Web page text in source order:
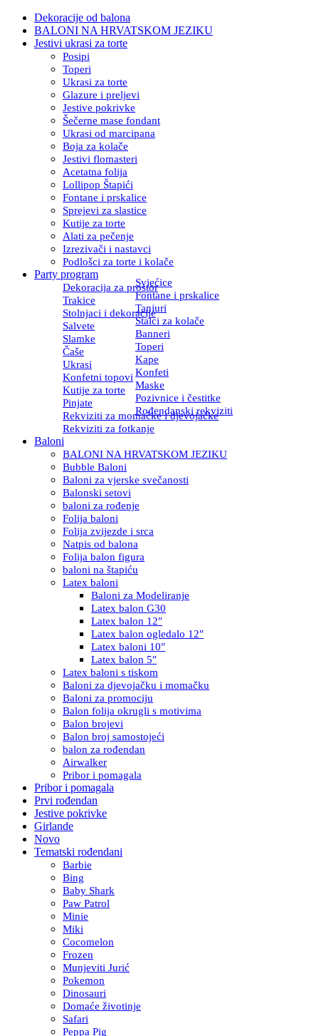
Dekoracije od balona
BALONI NA HRVATSKOM JEZIKU
Jestivi ukrasi za torte
Posipi
Toperi
Ukrasi za torte
Glazure i preljevi
Jestive pokrivke
Šečerne mase fondant
Ukrasi od marcipana
Boja za kolače
Jestivi flomasteri
Acetatna folija
Lollipop Štapići
Fontane i prskalice
Sprejevi za slastice
Kutije za torte
Alati za pečenje
Izrezivači i nastavci
Podlošci za torte i kolače
Party program
Dekoracija za prostor
Svjećice
Trakice
Fontane i prskalice
Stolnjaci i dekoracije
Tanjuri
Salvete
Stalci za kolače
Slamke
Banneri
Čaše
Toperi
Ukrasi
Kape
Konfetni topovi Konfeti
Kutije za torte
Maske
Pinjate
Pozivnice i čestitke
Rekviziti za momačke i djevojačke
Rođendanski rekviziti
Rekviziti za fotkanje
Baloni
BALONI NA HRVATSKOM JEZIKU
Bubble Baloni
Baloni za vjerske svečanosti
Balonski setovi
baloni za rođenje
Folija baloni
Folija zvijezde i srca
Natpis od balona
Folija balon figura
baloni na štapiću
Latex baloni
Baloni za Modeliranje
Latex balon G30
Latex balon 12″
Latex balon ogledalo 12″
Latex baloni 10″
Latex balon 5″
Latex baloni s tiskom
Baloni za djevojačku i momačku
Baloni za promociju
Balon folija okrugli s motivima
Balon brojevi
Balon broj samostojeći
balon za rođendan
Airwalker
Pribor i pomagala
Pribor i pomagala
Prvi rođendan
Jestive pokrivke
Girlande
Novo
Tematski rođendani
Barbie
Bing
Baby Shark
Paw Patrol
Minie
Miki
Cocomelon
Frozen
Munjeviti Jurić
Pokemon
Dinosauri
Domaće životinje
Safari
Peppa Pig